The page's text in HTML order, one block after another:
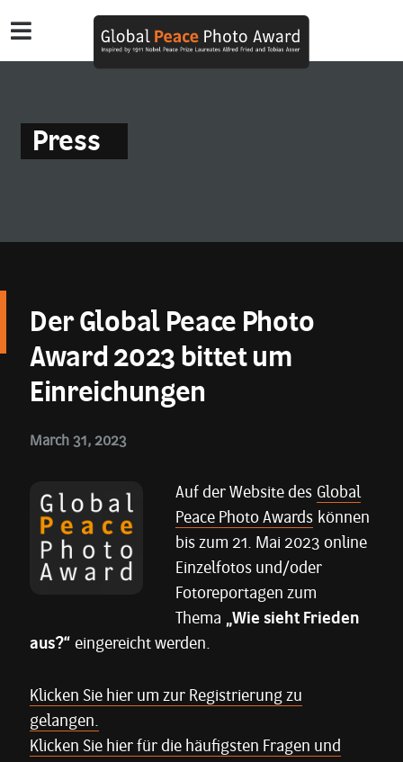
Press
Der Global Peace Photo
Award 2023 bittet um
Einreichungen
March 31, 2023
Auf der Website des Global
Peace Photo Awards können
bis zum 21. Mai 2023 online
Einzelfotos und/oder
Fotoreportagen zum
Thema „Wie sieht Frieden
aus?“ eingereicht werden.
Klicken Sie hier um zur Registrierung zu
gelangen.
Klicken Sie hier für die häufigsten Fragen und